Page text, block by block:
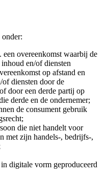
overeenkomst waarbij de
en/of diensten
op afstand en
diensten door de
door een derde partij op
derde en de ondernemer;
de consument gebruik
die niet handelt voor
met zijn handels-, bedrijfs-,
digitale vorm geproduceerd